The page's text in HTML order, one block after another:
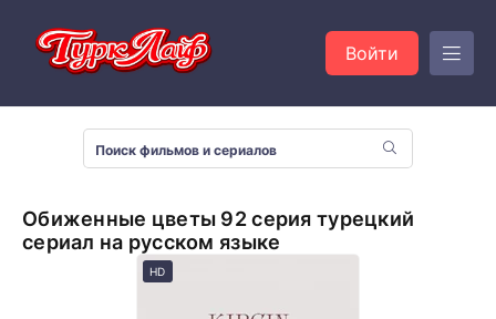
Войти
Обиженные цветы 92 серия турецкий
сериал на русском языке
HD